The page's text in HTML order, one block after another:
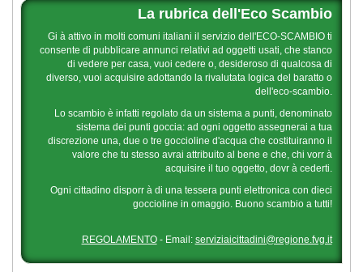
La rubrica dell'Eco Scambio
Gi à attivo in molti comuni italiani il servizio dell'ECO-SCAMBIO ti
consente di pubblicare annunci relativi ad oggetti usati, che stanco
di vedere per casa, vuoi cedere o, desideroso di qualcosa di
diverso, vuoi acquisire adottando la rivalutata logica del baratto o
dell'eco-scambio.
Lo scambio è infatti regolato da un sistema a punti, denominato
sistema dei punti goccia: ad ogni oggetto assegnerai a tua
discrezione una, due o tre goccioline d'acqua che costituiranno il
valore che tu stesso avrai attribuito al bene e che, chi vorr à
acquisire il tuo oggetto, dovr à cederti.
Ogni cittadino disporr à di una tessera punti elettronica con dieci
goccioline in omaggio. Buono scambio a tutti!
REGOLAMENTO- Email: serviziaicittadini@regione.fvg.it